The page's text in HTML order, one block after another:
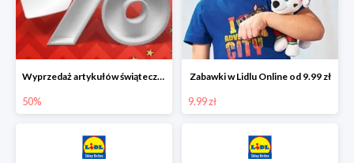
Wyprzedaż artykułów świątecznych w Lidlu Online
50%
Zabawki w Lidlu Online od 9.99 zł
9.99 zł